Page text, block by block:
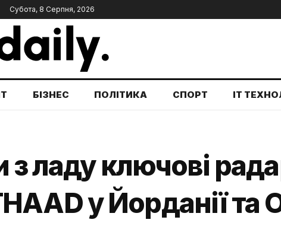
Субота, 8 Серпня, 2026
БІЗНЕС ПОЛІТИКА СПОРТ IT
з ладу ключові
у Йорданії та